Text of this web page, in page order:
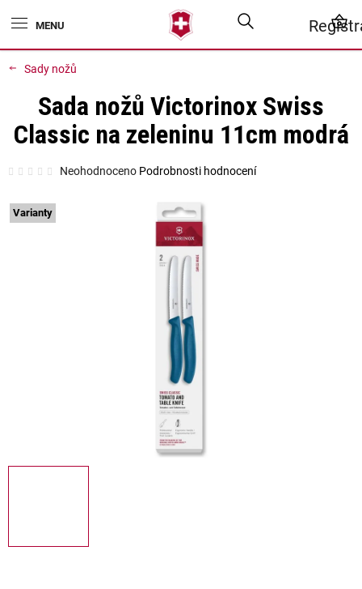
na
Sady nožů
Sada nožů Victorinox Swiss
Classic na zeleninu 11cm modrá
Průměrné
hodnocení
Neohodnoceno Podrobnosti hodnocení
Varianty